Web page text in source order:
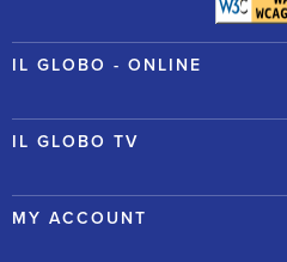
IL GLOBO - ONLINE
IL GLOBO TV
MY ACCOUNT